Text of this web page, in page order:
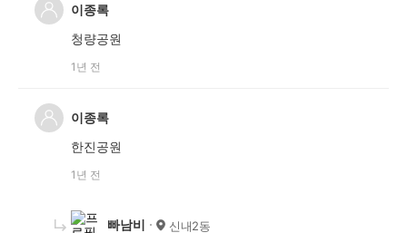
이종록
청량공원
1년 전
이종록
한진공원
1년 전
빠남비 신내2동